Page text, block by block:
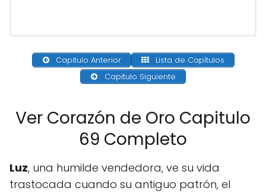
Capitulo Anterior
Lista de Capítulos
Capitulo Siguiente
Ver Corazón de Oro Capitulo
69 Completo
Luz, una humilde vendedora, ve su vida
trastocada cuando su antiguo patrón, el